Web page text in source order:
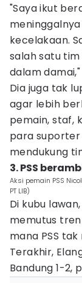
"Saya ikut
kecelakaan.
salah satu
dalam
Dia juga tak
agar lebih
pemain, staf,
para suporter
mendukung
3. PSS
Aksi pemain PSS
PT LIB)
Di kubu
memutus
mana PSS
Terakhir,
Bandung 1-2,